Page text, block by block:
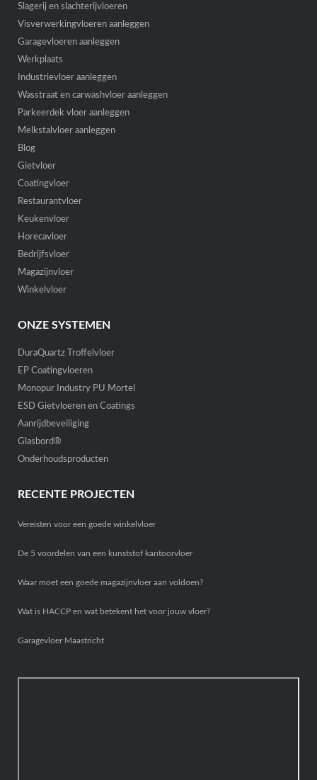
Slagerij en slachterijvloeren
Visverwerkingvloeren aanleggen
Garagevloeren aanleggen
Werkplaats
Industrievloer aanleggen
Wasstraat en carwashvloer aanleggen
Parkeerdek vloer aanleggen
Melkstalvloer aanleggen
Blog
Gietvloer
Coatingvloer
Restaurantvloer
Keukenvloer
Horecavloer
Bedrijfsvloer
Magazijnvloer
Winkelvloer
ONZE SYSTEMEN
DuraQuartz Troffelvloer
EP Coatingvloeren
Monopur Industry PU Mortel
ESD Gietvloeren en Coatings
Aanrijdbeveiliging
Glasbord®
Onderhoudsproducten
RECENTE PROJECTEN
Vereisten voor een goede winkelvloer
De 5 voordelen van een kunststof kantoorvloer
Waar moet een goede magazijnvloer aan voldoen?
Wat is HACCP en wat betekent het voor jouw vloer?
Garagevloer Maastricht